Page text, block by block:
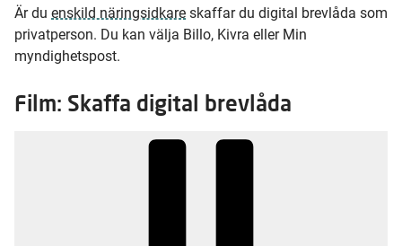
Är du enskild näringsidkare skaffar du digital brevlåda som
privatperson. Du kan välja Billo, Kivra eller Min
myndighetspost.
Film: Skaffa digital brevlåda